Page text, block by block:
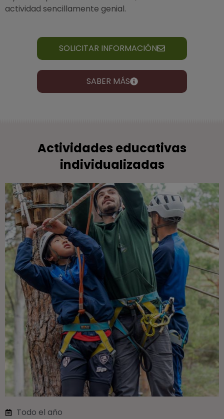
actividad sencillamente genial.
SABER MÁS
SOLICITAR INFORMACIÓN
Todo el año
Actividades educativas
individualizadas